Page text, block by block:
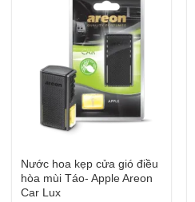
Nước hoa kẹp cửa gió điều
hòa mùi Táo- Apple Areon
Car Lux